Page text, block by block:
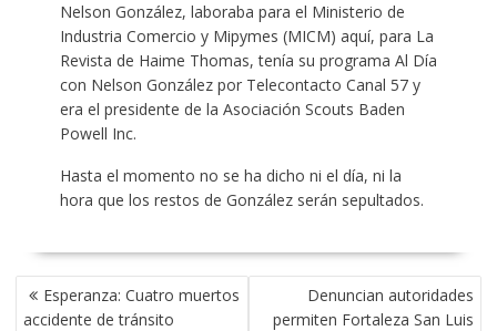
Nelson González, laboraba para el Ministerio de
Industria Comercio y Mipymes (MICM) aquí, para La
Revista de Haime Thomas, tenía su programa Al Día
con Nelson González por Telecontacto Canal 57 y
era el presidente de la Asociación Scouts Baden
Powell Inc.
Hasta el momento no se ha dicho ni el día, ni la
hora que los restos de González serán sepultados.
POST
NAVIGATION
Esperanza: Cuatro muertos
accidente de tránsito
Denuncian autoridades
permiten Fortaleza San Luis